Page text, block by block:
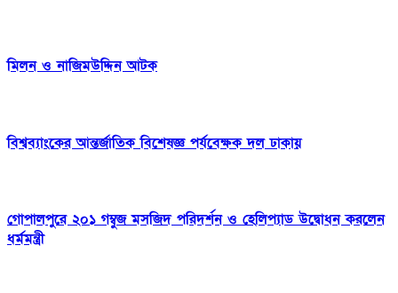
মিলন ও নাজিমউদ্দিন আটক
বিশ্বব্যাংকের আন্তর্জাতিক বিশেষজ্ঞ পর্যবেক্ষক দল ঢাকায়
গোপালপুরে ২০১ গম্বুজ মসজিদ পরিদর্শন ও হেলিপ্যাড উদ্বোধন করলেন
ধর্মমন্ত্রী